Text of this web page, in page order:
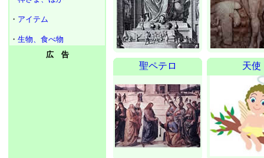
・ アイテム
・ 生物、食べ物
広 告
聖ペテロ 天使